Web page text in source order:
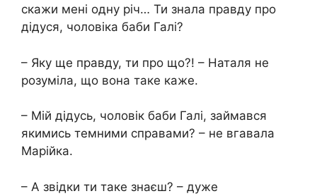
скажи мені одну річ… Ти знала правду про
дідуся, чоловіка баби Галі?
– Яку ще правду, ти про що?! – Наталя не
розуміла, що вона таке каже.
– Мій дідусь, чоловік баби Галі, займався
якимись темними справами? – не вгавала
Марійка.
– А звідки ти таке знаєш? – дуже